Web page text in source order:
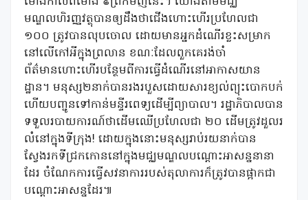
មណ្ឌលហិរញ្ញវត្ថុបានឲ្យដឹងថាជើងហោះហើរប្រហែលជា
១០០ ត្រូវបានលុបចោល ដោយមានអ្នកដំណើរខ្លះសម្រាក
នៅលើកៅអីក្នុងព្រលាន ខណៈដែលពួកគេរង់ចាំ
ព័ត៌មានហោះហើរបន្ថែមពីការធ្វើដំណើរនៅអាកាសយាន
ដ្ឋាន។ មនុស្ស២នាក់បានរងរបួសដោយសារខ្យល់ព្យុះបោកបក់
ហើយបញ្ជូនទៅកាន់មន្ទីរពេទ្យដើម្បីព្យាបាល។ រដ្ឋាភិបាលបាន
ទទួលរបាយការណ៍ថាដើមឈើប្រហែលជា ២០ ដើមត្រូវដួលរ
លំនៅក្នុងទីក្រុង! ដោយក្នុងនោះមនុស្សរាប់រយនាក់បាន
ស្វែងរកទីជ្រកកោននៅក្នុងមជ្ឈមណ្ឌលបណ្តោះអាសន្ននានា
ដែរ ចំណែកការធ្វើសវនាការរបស់តុលាការក៏ត្រូវបានផ្អាកជា
បណ្តោះអាសន្នដែរ៕